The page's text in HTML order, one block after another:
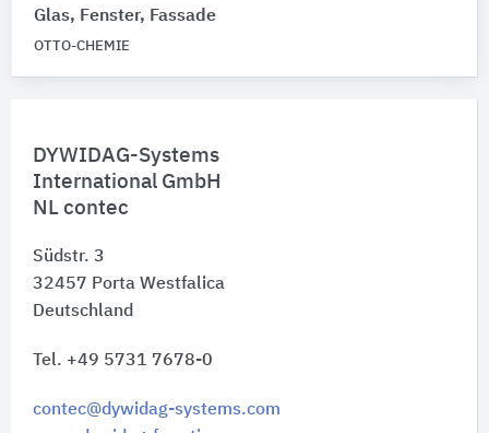
DYWIDAG-Systems
International GmbH
NL contec
Südstr. 3
32457 Porta Westfalica
Deutschland
Tel. +49 5731 7678-0
contec@dywidag-systems.com
Glas, Fenster, Fassade
OTTO-CHEMIE